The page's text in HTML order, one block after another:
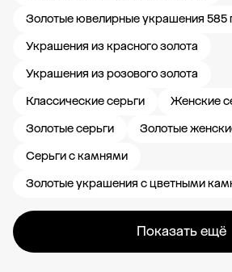
Золотые ювелирные украшения 585
Украшения из красного золота
Украшения из розового золота
Классические серьги
Женские
Золотые серьги
Золотые
Серьги с камнями
Золотые украшения с цветными
Показать ещё